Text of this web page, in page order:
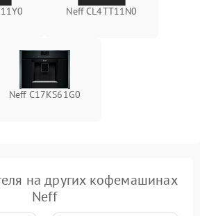
Neff CL4TT11N0
Neff C17KS61G0
на других кофемашинах
Neff